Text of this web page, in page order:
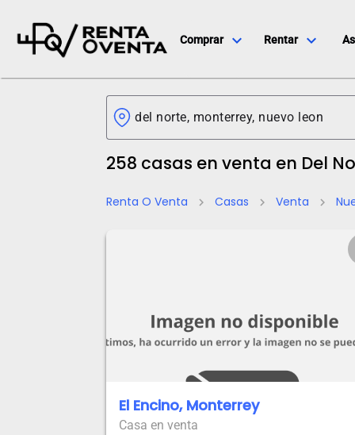
Comprar expand_more Rentar expand_more
258 casas en venta en Del
Renta O Venta chevron_right Casas chevron_right Venta chevron_right
El Encino, Monterrey
Casa en venta